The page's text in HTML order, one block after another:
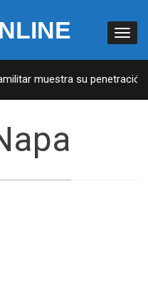
muestra su penetración